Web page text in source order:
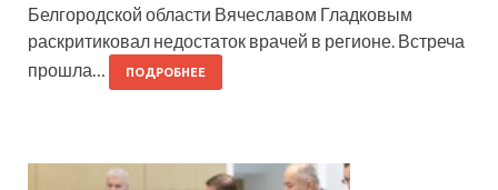
Белгородской области Вячеславом Гладковым
раскритиковал недостаток врачей в регионе. Встреча
прошла…
ПОДРОБНЕЕ